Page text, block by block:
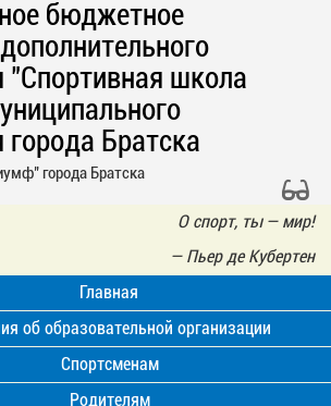
бюджетное
"Спортивная школа
города Братска
города Братска
О спорт, ты — мир!
— Пьер де Кубертен
Главная
об образовательной организации
Спортсменам
Родителям